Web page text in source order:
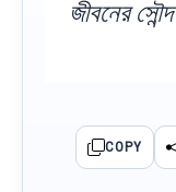
জীবনের
COPY